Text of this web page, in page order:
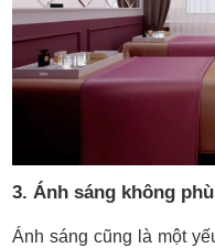
3. Ánh sáng không
Ánh sáng cũng là một